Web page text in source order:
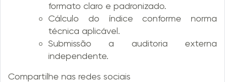
formato claro e padronizado.
Cálculo do índice conforme norma
técnica aplicável.
Submissão a auditoria externa
independente.
Compartilhe nas redes sociais